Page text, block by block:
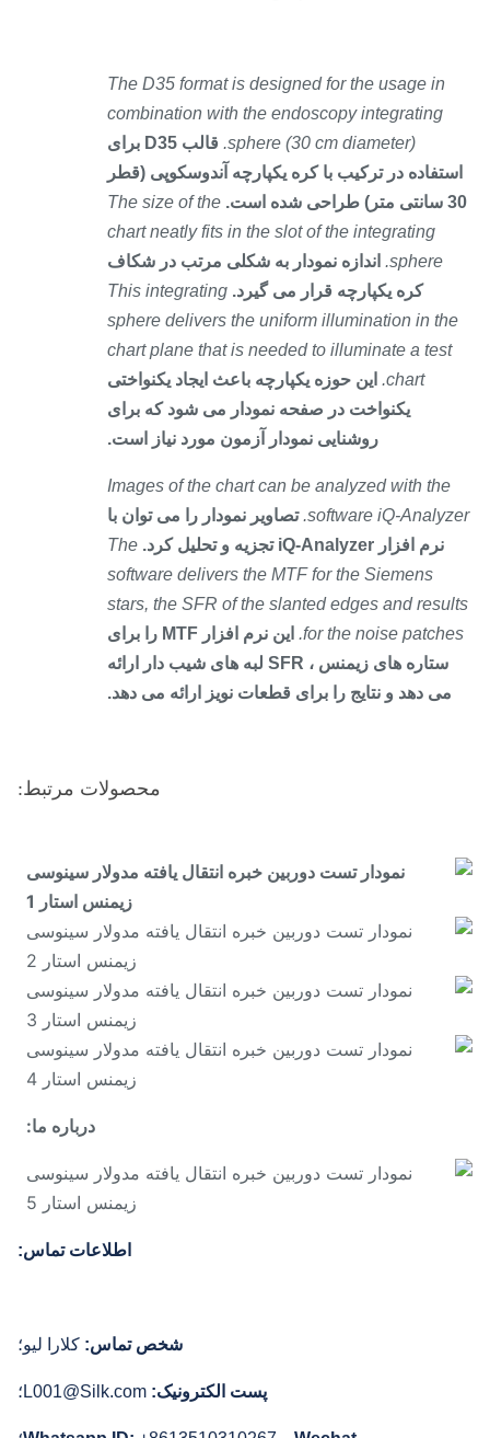
The D35 format is designed for the usage in
combination with the endoscopy integrating
sphere (30 cm diameter).
قالب D35 برای
در ترکیب با کره یکپارچه آندوسکوپی (قطر
The size of the
chart neatly fits in the slot of the integrating
sphere. اندازه نمودار به شکلی مرتب در شکاف
کره یکپارچه قرار می گیرد. This integrating
sphere delivers the uniform illumination in
chart plane that is needed to illuminate a test
chart. این حوزه یکپارچه باعث ایجاد یکنواختی
یکنواخت در صفحه نمودار می شود که برای
روشنایی نمودار آزمون مورد نیاز است.
Images of the chart can be analyzed with the
software iQ- تصاویر نمودار را می توان با
نرم افزار iQ-Analyzer تجزیه و تحلیل کرد.
The
software delivers the MTF for the Siemens
stars, the SFR of the slanted edges and
for the noise
این نرم افزار MTF را برای
ستاره های زیمنس ، SFR لبه های شیب دار ارائه
می دهد و نتایج را برای قطعات نویز ارائه می دهد.
محصولات مرتبط:
درباره ما:
اطلاعات تماس:
شخص تماس:کلارا لیو؛
پست الکترونیک:L001@Silk.com؛